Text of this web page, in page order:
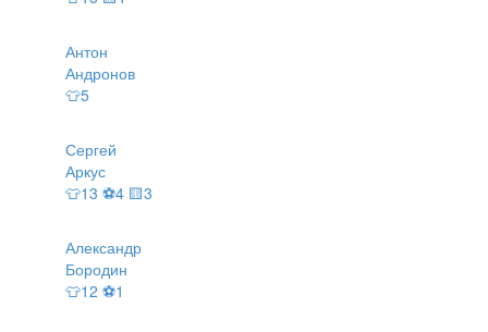
Антон
Андронов
👕5
Сергей
Аркус
👕13 ⚽4 🟨3
Александр
Бородин
👕12 ⚽1